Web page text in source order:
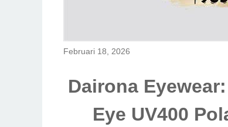
Februari 18, 2026
Dairona
Eye UV400